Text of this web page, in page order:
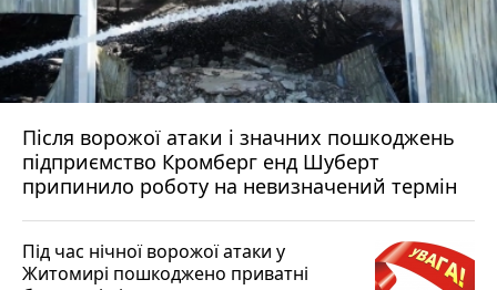
Після ворожої атаки і значних пошкоджень
підприємство Кромберг енд Шуберт
припинило роботу на невизначений термін
Під час нічної ворожої атаки у
Житомирі пошкоджено приватні